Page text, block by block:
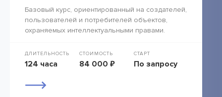
Базовый курс, ориентированный на создателей,
пользователей и потребителей объектов,
охраняемых интеллектуальными правами.
ДЛИТЕЛЬНОСТЬ
124 часа
СТОИМОСТЬ
84 000 ₽
СТАРТ
По запросу